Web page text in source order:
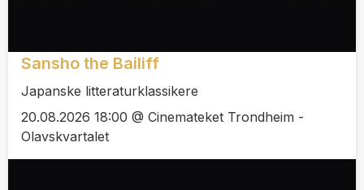
Sansho the Bailiff
Japanske litteraturklassikere
20.08.2026 18:00 @ Cinemateket Trondheim -
Olavskvartalet